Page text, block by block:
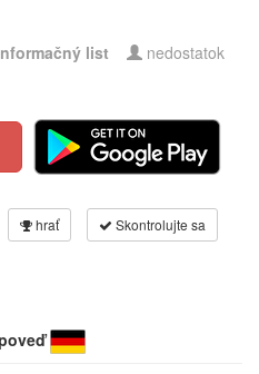
list nedostatok
hrať Skontrolujte sa